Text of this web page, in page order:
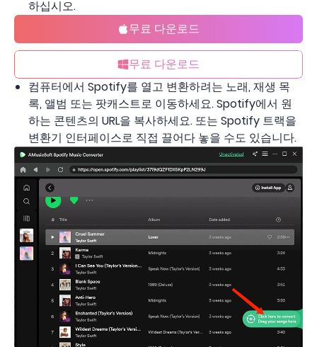
하십시오.
무료 다운로드
무료 다운로드
컴퓨터에서 Spotify를 열고 변환하려는 노래, 재생 목
록, 앨범 또는 팟캐스트로 이동하세요. Spotify에서 원
하는 콘텐츠의 URL을 복사하세요. 또는 Spotify 트랙을
변환기 인터페이스로 직접 끌어다 놓을 수도 있습니다.